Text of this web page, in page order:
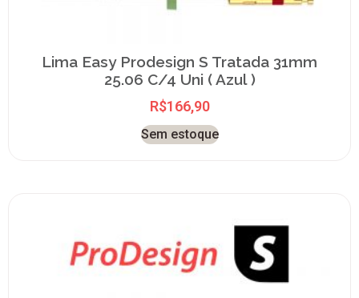
Lima Easy Prodesign S Tratada 31mm
25.06 C/4 Uni ( Azul )
R$166,90
Sem estoque